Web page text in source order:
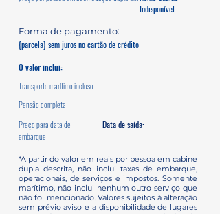
Indisponível
Forma de pagamento:
{parcela} sem juros no cartão de crédito
O valor inclui:
Transporte marítimo incluso
Pensão completa
Preço para data de
embarque
Data de saída:
*A partir do valor em reais por pessoa em cabine
dupla descrita, não inclui taxas de embarque,
operacionais, de serviços e impostos. Somente
marítimo, não inclui nenhum outro serviço que
não foi mencionado. Valores sujeitos à alteração
sem prévio aviso e a disponibilidade de lugares